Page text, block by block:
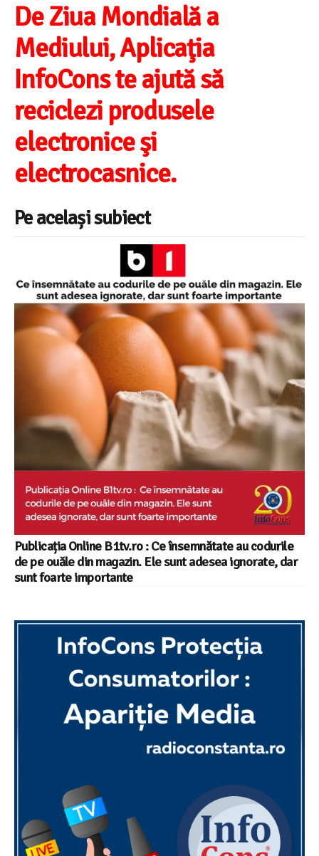
De Ziua Mondială a
Mediului, Aplicaţia
InfoCons te ajută să
reciclezi produsele
electronice şi
electrocasnice.
Pe același subiect
Publicația Online B1tv.ro : Ce însemnătate au codurile
de pe ouăle din magazin. Ele sunt adesea ignorate, dar
sunt foarte importante